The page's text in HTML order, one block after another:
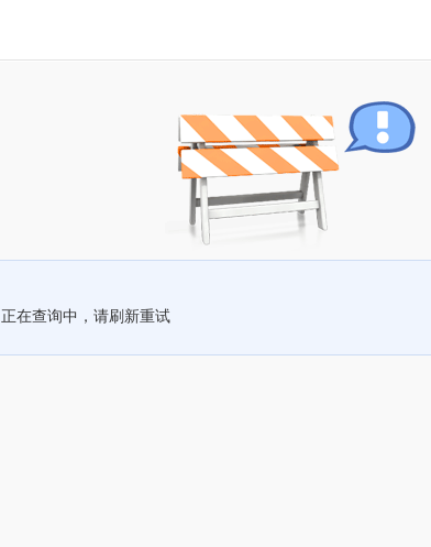
正在查询中，请刷新重试